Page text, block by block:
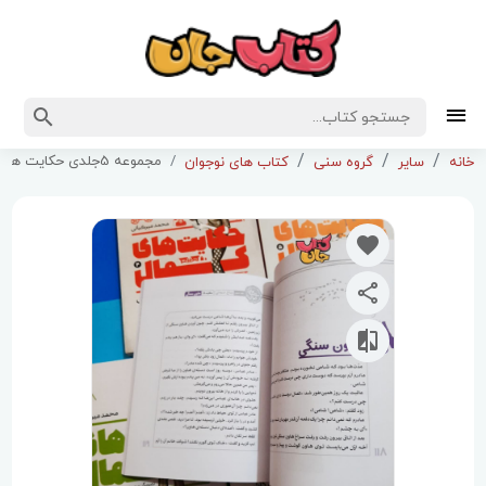
خانه سایر گروه سنی کتاب های نوجوان مجموعه 5جلدی حکایت های کمال